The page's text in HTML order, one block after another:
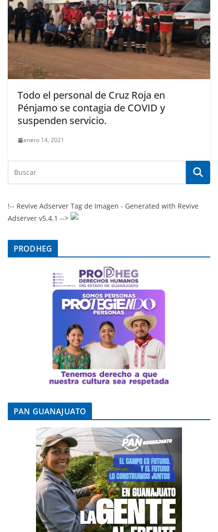
Todo el personal de Cruz Roja en
Pénjamo se contagia de COVID y
suspenden servicio.
enero 14, 2021
!-- Revive Adserver Tag de Imagen - Generated with Revive
Adserver v5.4.1 -->
PRODHEG
PAN GUANAJUATO